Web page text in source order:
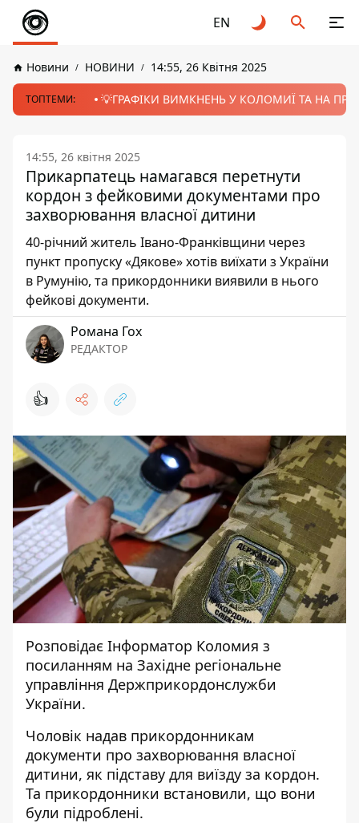
EN
Новини НОВИНИ 14:55, 26 Квітня 2025
ТОПТЕМИ: 💡ГРАФІКИ ВИМКНЕНЬ У КОЛОМИЇ ТА НА
14:55, 26 квітня 2025
Прикарпатець намагався перетнути
кордон з фейковими документами про
захворювання власної дитини
40-річний житель Івано-Франківщини через
пункт пропуску «Дякове» хотів виїхати з України
в Румунію, та прикордонники виявили в нього
фейкові документи.
Романа Гох
РЕДАКТОР
👍
Розповідає Інформатор Коломия з
посиланням на Західне регіональне
управління Держприкордонслужби
України.
Чоловік надав прикордонникам
документи про захворювання власної
дитини, як підставу для виїзду за кордон.
Та прикордонники встановили, що вони
були підроблені.